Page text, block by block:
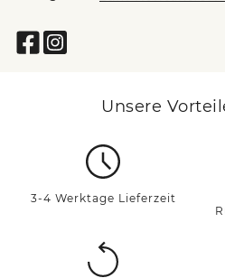
Unsere
3-4 Werktage Lieferzeit